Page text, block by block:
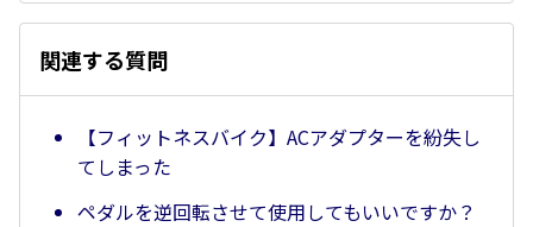
関連する質問
【フィットネスバイク】ACアダプターを紛失し
てしまった
ペダルを逆回転させて使用してもいいですか？